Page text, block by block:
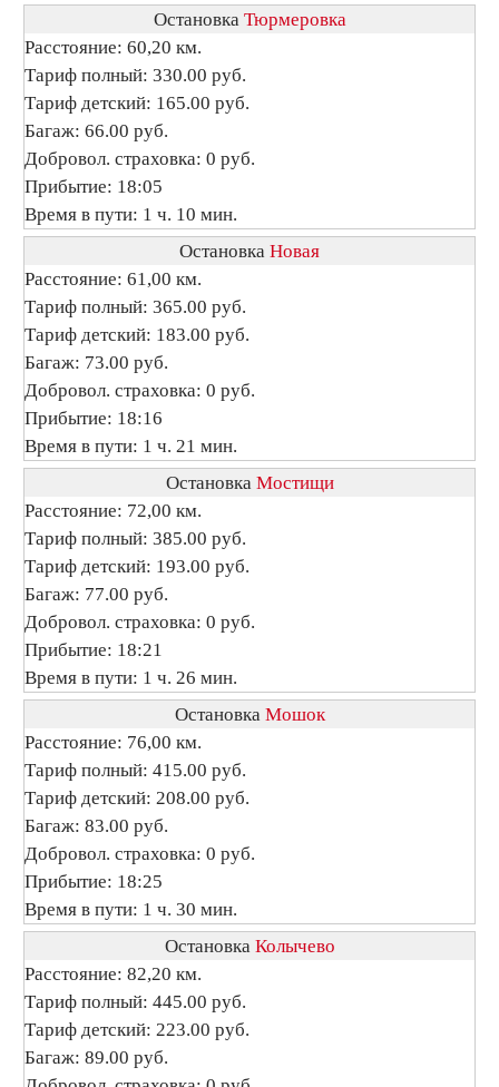
Остановка Тюрмеровка
Расстояние: 60,20 км.
Тариф полный: 330.00 руб.
Тариф детский: 165.00 руб.
Багаж: 66.00 руб.
Добровол. страховка: 0 руб.
Прибытие: 18:05
Время в пути: 1 ч. 10 мин.
Остановка Новая
Расстояние: 61,00 км.
Тариф полный: 365.00 руб.
Тариф детский: 183.00 руб.
Багаж: 73.00 руб.
Добровол. страховка: 0 руб.
Прибытие: 18:16
Время в пути: 1 ч. 21 мин.
Остановка Мостищи
Расстояние: 72,00 км.
Тариф полный: 385.00 руб.
Тариф детский: 193.00 руб.
Багаж: 77.00 руб.
Добровол. страховка: 0 руб.
Прибытие: 18:21
Время в пути: 1 ч. 26 мин.
Остановка Мошок
Расстояние: 76,00 км.
Тариф полный: 415.00 руб.
Тариф детский: 208.00 руб.
Багаж: 83.00 руб.
Добровол. страховка: 0 руб.
Прибытие: 18:25
Время в пути: 1 ч. 30 мин.
Остановка Колычево
Расстояние: 82,20 км.
Тариф полный: 445.00 руб.
Тариф детский: 223.00 руб.
Багаж: 89.00 руб.